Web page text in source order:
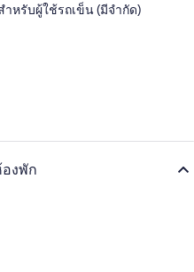
หรับผู้ใช้รถเข็น (มีจำกัด)
งพัก